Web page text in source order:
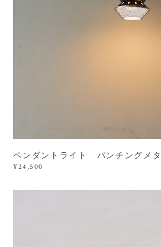
ペンダントライト パンチングメ
¥24,500